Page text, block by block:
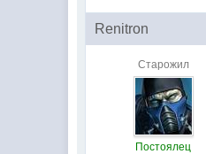
Renitron
Старожил
Постоялец